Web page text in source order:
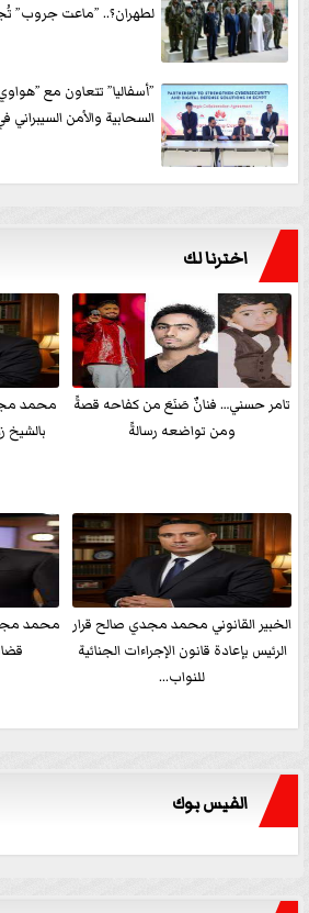
لطهران؟.. ”ماعت جروب”
”أسفاليا” تتعاون مع
السحابية والأمن السيبراني
اخترنا لك
تامر حسني… فنانٌ صَنَعَ من كفاحه قصةً
ومن تواضعه رسالةً
محمد
الخبير القانوني محمد مجدي صالح قرار
الرئيس بإعادة قانون الإجراءات الجنائية
للنواب...
محمد
الفيس بوك